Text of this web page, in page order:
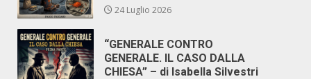
24 Luglio 2026
“GENERALE CONTRO
GENERALE. IL CASO DALLA
CHIESA” – di Isabella Silvestri